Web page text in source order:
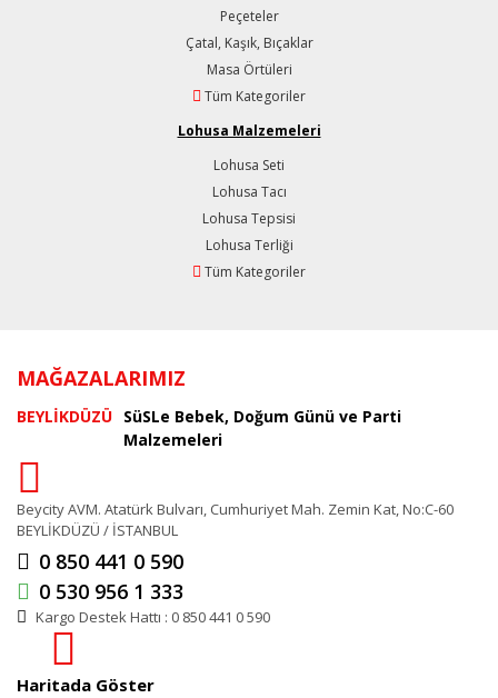
Peçeteler
Çatal, Kaşık, Bıçaklar
Masa Örtüleri
Tüm Kategoriler
Lohusa Malzemeleri
Lohusa Seti
Lohusa Tacı
Lohusa Tepsisi
Lohusa Terliği
Tüm Kategoriler
MAĞAZALARIMIZ
BEYLİKDÜZÜ SüSLe Bebek, Doğum Günü ve Parti
Malzemeleri
Beycity AVM. Atatürk Bulvarı, Cumhuriyet Mah. Zemin Kat, No:C-60
BEYLİKDÜZÜ / İSTANBUL
0 850 441 0 590
0 530 956 1 333
Kargo Destek Hattı : 0 850 441 0 590
Haritada Göster